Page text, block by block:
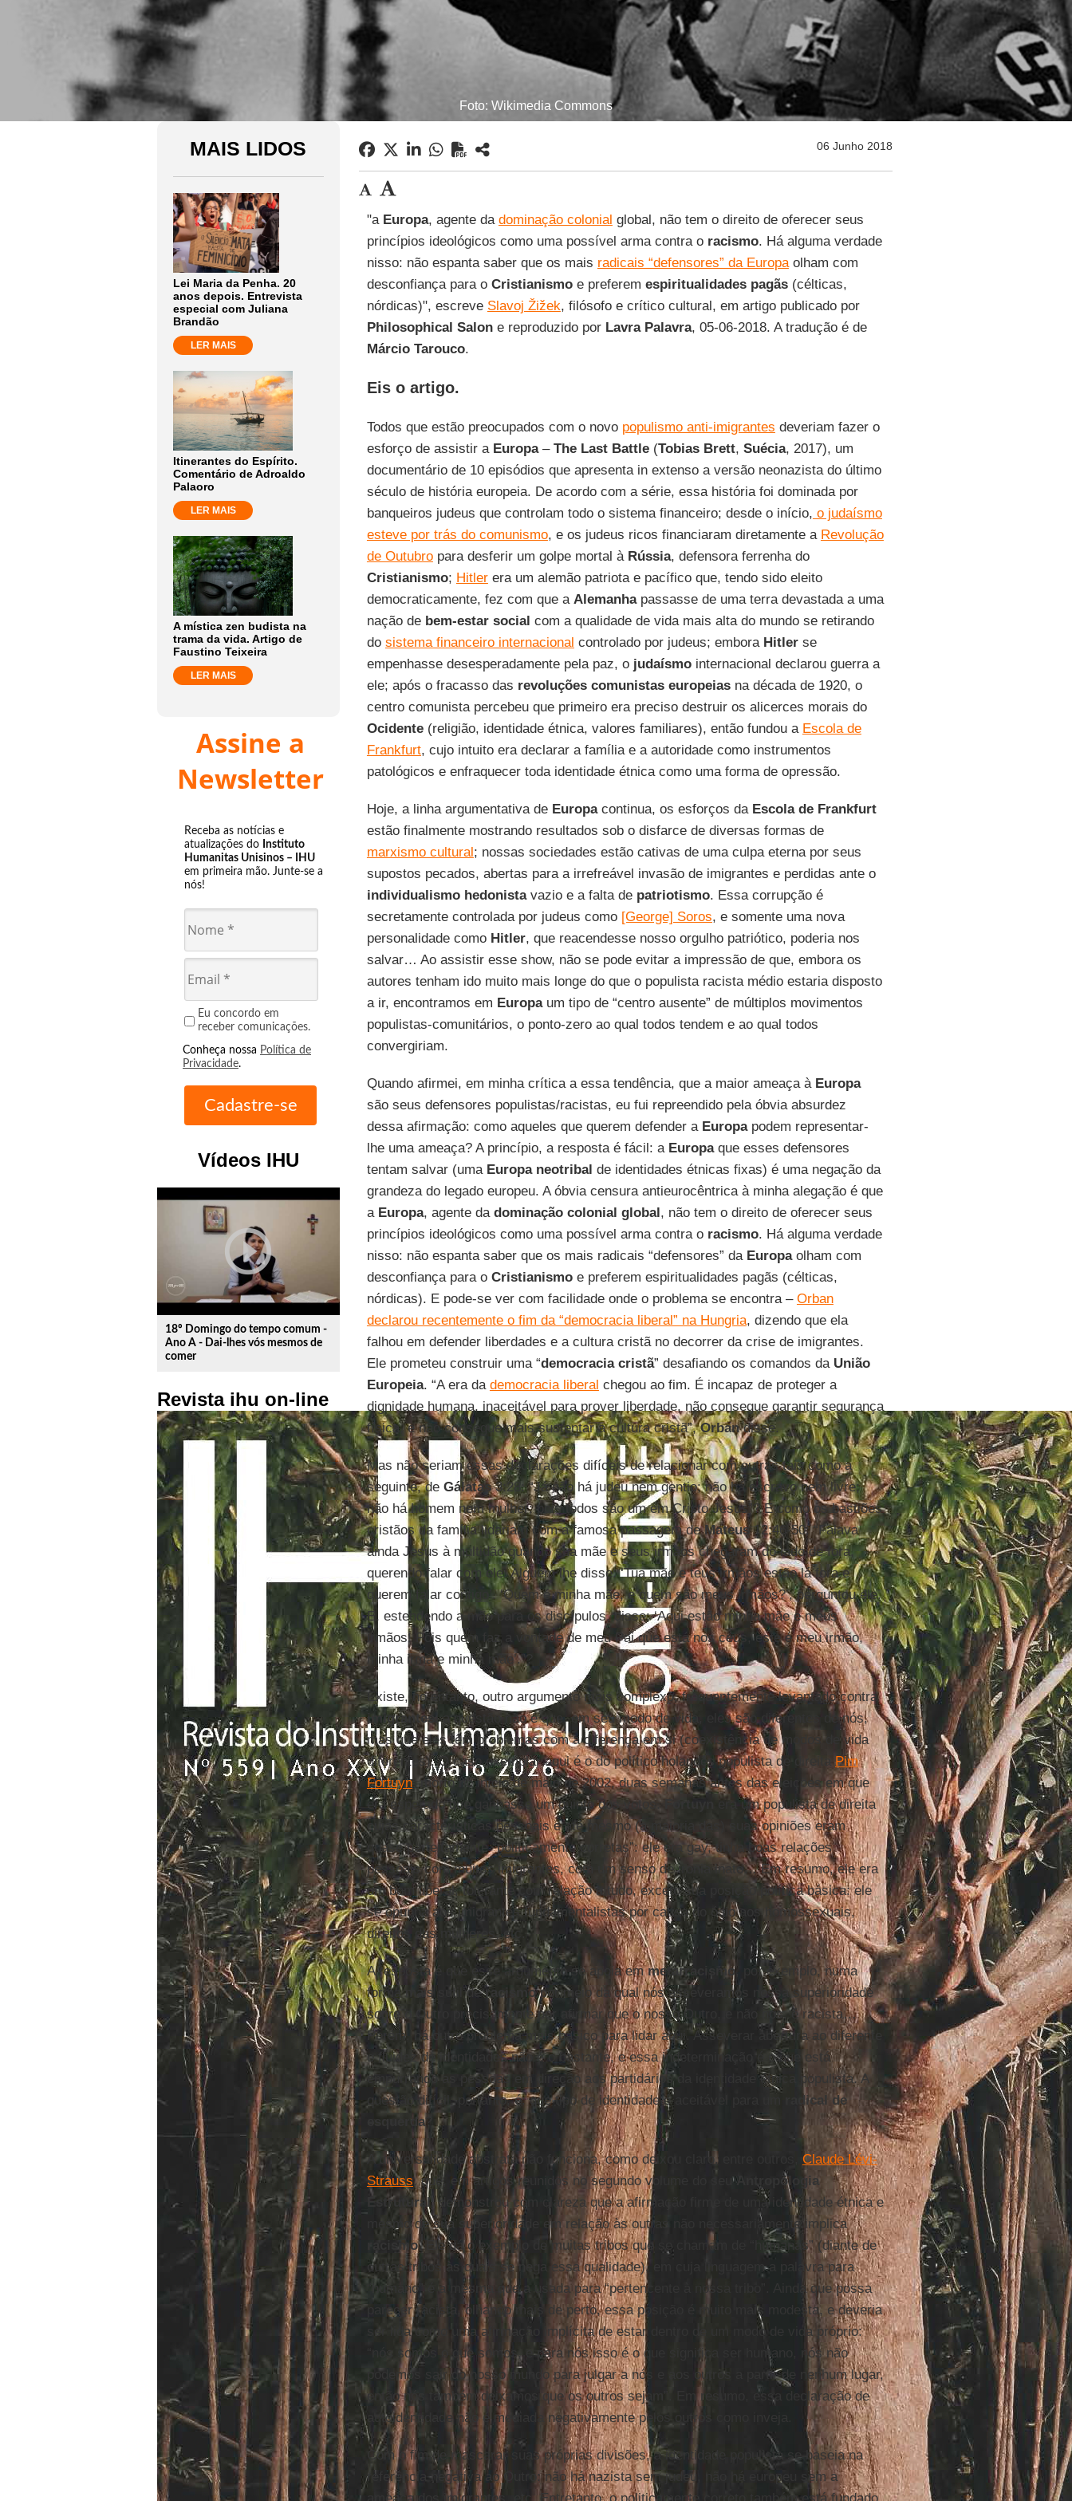
Foto: Wikimedia Commons
MAIS LIDOS
Lei Maria da Penha. 20
anos depois. Entrevista
especial com Juliana
Brandão
LER MAIS
Itinerantes do Espírito.
Comentário de Adroaldo
Palaoro
LER MAIS
A mística zen budista na
trama da vida. Artigo de
Faustino Teixeira
LER MAIS
Assine a
Newsletter
Receba as notícias e
atualizações do Instituto
Humanitas Unisinos – IHU
em primeira mão. Junte-se a
nós!
Eu concordo em
receber comunicações.
Conheça nossa Política de
Privacidade.
Vídeos IHU
play_circle_outline
18º Domingo do tempo comum -
Ano A - Dai-lhes vós mesmos de
comer
Revista ihu on-line
06 Junho 2018
"a Europa, agente da dominação colonial global, não tem o direito de oferecer seus
princípios ideológicos como uma possível arma contra o racismo. Há alguma verdade
nisso: não espanta saber que os mais radicais “defensores” da Europaolham com
desconfiança para o Cristianismoe preferem espiritualidades pagãs(célticas,
nórdicas)", escreve Slavoj Žižek, filósofo e crítico cultural, em artigo publicado por
Philosophical Salone reproduzido por Lavra Palavra, 05-06-2018. A tradução é de
Márcio Tarouco.
Eis o artigo.
Todos que estão preocupados com o novo populismo anti-imigrantes deveriam fazer o
esforço de assistir a Europa– The Last Battle(Tobias Brett, Suécia, 2017), um
documentário de 10 episódios que apresenta in extenso a versão neonazista do último
século de história europeia. De acordo com a série, essa história foi dominada por
banqueiros judeus que controlam todo o sistema financeiro; desde o início, o judaísmo
esteve por trás do comunismo, e os judeus ricos financiaram diretamente a Revolução
de Outubropara desferir um golpe mortal à Rússia, defensora ferrenha do
Cristianismo; Hitlerera um alemão patriota e pacífico que, tendo sido eleito
democraticamente, fez com que a Alemanhapassasse de uma terra devastada a uma
nação de bem-estar social com a qualidade de vida mais alta do mundo se retirando
do sistema financeiro internacional controlado por judeus; embora Hitlerse
empenhasse desesperadamente pela paz, o judaísmointernacional declarou guerra a
ele; após o fracasso das revoluções comunistas europeiasna década de 1920, o
centro comunista percebeu que primeiro era preciso destruir os alicerces morais do
Ocidente(religião, identidade étnica, valores familiares), então fundou a Escola de
Frankfurt, cujo intuito era declarar a família e a autoridade como instrumentos
patológicos e enfraquecer toda identidade étnica como uma forma de opressão.
Hoje, a linha argumentativa de Europacontinua, os esforços da Escola de Frankfurt
estão finalmente mostrando resultados sob o disfarce de diversas formas de
marxismo cultural; nossas sociedades estão cativas de uma culpa eterna por seus
supostos pecados, abertas para a irrefreável invasão de imigrantes e perdidas ante o
individualismo hedonistavazio e a falta de patriotismo. Essa corrupção é
secretamente controlada por judeus como [George] Soros, e somente uma nova
personalidade como Hitler, que reacendesse nosso orgulho patriótico, poderia nos
salvar… Ao assistir esse show, não se pode evitar a impressão de que, embora os
autores tenham ido muito mais longe do que o populista racista médio estaria disposto
a ir, encontramos em Europaum tipo de “centro ausente” de múltiplos movimentos
populistas-comunitários, o ponto-zero ao qual todos tendem e ao qual todos
convergiriam.
Quando afirmei, em minha crítica a essa tendência, que a maior ameaça à Europa
são seus defensores populistas/racistas, eu fui repreendido pela óbvia absurdez
dessa afirmação: como aqueles que querem defender a Europapodem representar-
lhe uma ameaça? A princípio, a resposta é fácil: a Europaque esses defensores
tentam salvar (uma Europa neotribal de identidades étnicas fixas) é uma negação da
grandeza do legado europeu. A óbvia censura antieurocêntrica à minha alegação é que
a Europa, agente da dominação colonial global, não tem o direito de oferecer seus
princípios ideológicos como uma possível arma contra o racismo. Há alguma verdade
nisso: não espanta saber que os mais radicais “defensores” da Europaolham com
desconfiança para o Cristianismoe preferem espiritualidades pagãs (célticas,
nórdicas). E pode-se ver com facilidade onde o problema se encontra – Orban
declarou recentemente o fim da “democracia liberal” na Hungria, dizendo que ela
falhou em defender liberdades e a cultura cristã no decorrer da crise de imigrantes.
Ele prometeu construir uma “democracia cristã” desafiando os comandos da União
Europeia. “A era da democracia liberal chegou ao fim. É incapaz de proteger a
dignidade humana, inaceitável para prover liberdade, não consegue garantir segurança
física, e não consegue mais sustentar a cultura cristã”,Orbandisse.
Mas não seriam essas declarações difíceis de relacionar com outras tais como a
seguinte, de Gálatas3:28: “Já não há judeu nem gentio; não há escravo nem livre;
não há homem nem mulher; pois todos são um em Cristo Jesus”? E como os bastiões
cristãos da família lidariam com a famosa passagem deMateus12:46-50: “Falava
ainda Jesus à multidão quando sua mãe e seus irmãos chegaram do lado de fora,
querendo falar com ele. Alguém lhe disse: ‘Tua mãe e teus irmãos estão lá fora e
querem falar contigo’. ‘Quem é minha mãe, e quem são meus irmãos?’, perguntou ele.
E, estendendo a mão para os discípulos, disse: ‘Aqui estão minha mãe e meus
irmãos! Pois quem faz a vontade de meu Pai que está nos céus, este é meu irmão,
minha irmã e minha mãe’.”?
Existe, no entanto, outro argumento mais complexo, frequentemente levantado contra
imigrantes : a questão não é que, em seu modo de vida, eles são diferentes de nós,
mas que eles têm problemas com a diferença em si (coexistência de modos de vida
diferentes). O caso exemplar aqui é o do político holandês populista de direita Pim
Fortuyn, morto no início de maio de 2002, duas semanas antes das eleições em que
era esperado que ganhasse um quinto dos votos.
era um populista de direita
cujas características pessoais e até mesmo (a maioria das) suas opiniões eram
quase perfeitamente “politicamente corretas”: ele era gay, tinha boas relações
pessoais com muitos imigrantes, com um senso de ironia inato… Em resumo, ele era
um bom liberal, tolerante com relação a tudo, exceto sua posição política básica: ele
se opunha aos imigrantes fundamentalistas por causa do ódio aos homossexuais,
direitos das mulheres, etc.
A resposta é que esse argumento se apoia emmetarracismo, por exemplo, numa
forma mais sutil deracismopor meio da qual nós asseveramos nossa superioridade
sobre o Outro precisamente por afirmar que o nosso Outro, e não nós, é racista…
Porém, há outro problema mais básico para lidar aqui. Asseverar abertura ao diferente
e fluidez de identidades não é o bastante, e essa indeterminação é o que está
empurrando as pessoas em direção aos partidários da identidade étnica populista. A
questão difícil, portanto, é: que tipo de identidade é aceitável para um
radical de
esquerda?
A universalidade abstrata não funciona, como deixou claro, entre outros, Claude Lévi-
Strauss, que, em artigos reunidos no segundo volume do seuAntropologia
Estrutural, demonstrou com clareza que a afirmação firme de uma identidade étnica e
mesmo de sua superioridade em relação às outras não necessariamente implica
racismo. Ele dá o exemplo de muitas tribos que se chamam de “humanas” (diante de
outras tribos às quais se nega essa qualidade), em cuja linguagem a palavra para
“humano” é a mesma que a usada para “pertencente à nossa tribo”. Ainda que possa
parecer racista, olhando mais de perto, essa posição é muito mais modesta, e deveria
ser lida como uma afirmação implícita de estar dentro de um modo de vida próprio:
“nós somos o que somos, e para nós isso é o que significa ser humano, nós não
podemos sair do nosso mundo para julgar a nós e aos outros a partir de nenhum lugar,
então nós também deixamos que os outros sejam”. Em resumo, essa declaração de
autoidentidade não é mediada negativamente pelos outros como inveja.
Com o fim de mascarar suas próprias divisões, a identidade populista se baseia na
referência negativa ao Outro: não há nazista sem judeu, não há europeu sem a